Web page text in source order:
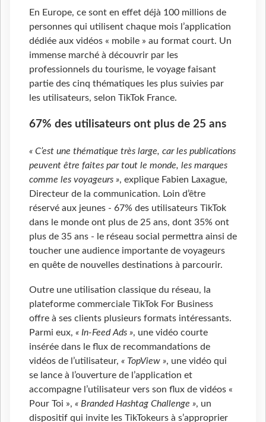
En Europe, ce sont en effet déjà 100 millions de
personnes qui utilisent chaque mois l’application
dédiée aux vidéos « mobile » au format court. Un
immense marché à découvrir par les
professionnels du tourisme, le voyage faisant
partie des cinq thématiques les plus suivies par
les utilisateurs, selon TikTok France.
67% des utilisateurs ont plus de 25 ans
« C’est une thématique très large, car les publications
peuvent être faites par tout le monde, les marques
comme les voyageurs », explique Fabien Laxague,
Directeur de la communication. Loin d’être
réservé aux jeunes - 67% des utilisateurs TikTok
dans le monde ont plus de 25 ans, dont 35% ont
plus de 35 ans - le réseau social permettra ainsi de
toucher une audience importante de voyageurs
en quête de nouvelles destinations à parcourir.
Outre une utilisation classique du réseau, la
plateforme commerciale TikTok For Business
offre à ses clients plusieurs formats intéressants.
Parmi eux, « In-Feed Ads », une vidéo courte
insérée dans le flux de recommandations de
vidéos de l’utilisateur, « TopView », une vidéo qui
se lance à l’ouverture de l’application et
accompagne l’utilisateur vers son flux de vidéos «
Pour Toi », « Branded Hashtag Challenge », un
dispositif qui invite les TikTokeurs à s’approprier